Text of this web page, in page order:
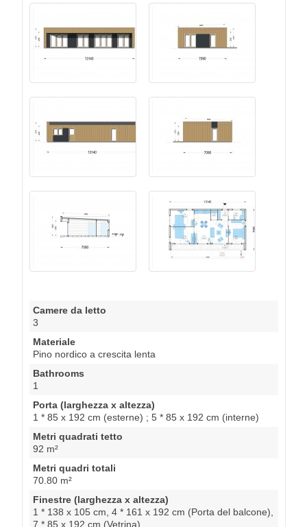
Camere da letto
3
Materiale
Pino nordico a crescita lenta
Bathrooms
1
Porta (larghezza x altezza)
1 * 85 x 192 cm (esterne) ; 5 * 85 x 192 cm (interne)
Metri quadrati tetto
92 m²
Metri quadri totali
70.80 m²
Finestre (larghezza x altezza)
1 * 138 x 105 cm, 4 * 161 x 192 cm (Porta del balcone),
7 * 85 x 192 cm (Vetrina)